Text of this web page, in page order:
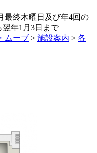
最終木曜日及び年4回の
翌年1月3日まで
ムーブ > 施設案内 > 各